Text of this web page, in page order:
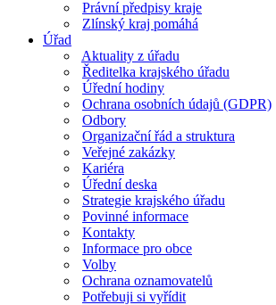
Právní předpisy kraje
Zlínský kraj pomáhá
Úřad
Aktuality z úřadu
Ředitelka krajského úřadu
Úřední hodiny
Ochrana osobních údajů (GDPR)
Odbory
Organizační řád a struktura
Veřejné zakázky
Kariéra
Úřední deska
Strategie krajského úřadu
Povinné informace
Kontakty
Informace pro obce
Volby
Ochrana oznamovatelů
Potřebuji si vyřídit